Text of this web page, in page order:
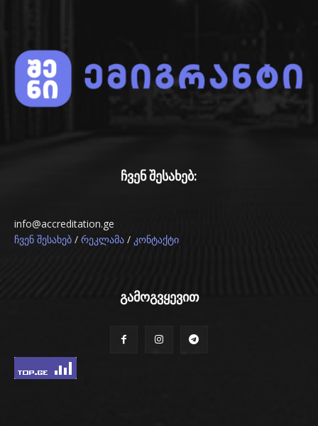
ჩვენ შესახებ:
info@accreditation.ge
ჩვენ შესახებ / რეკლამა / კონტაქტი
გამოგვყევით